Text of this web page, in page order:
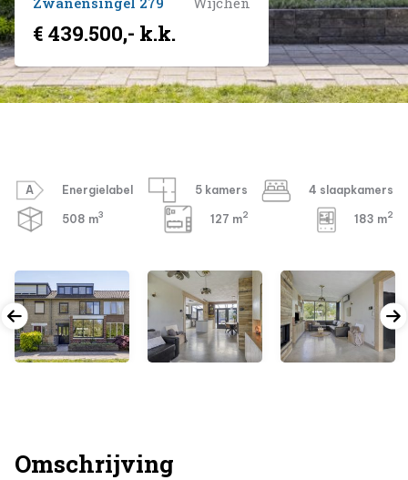
€ 439.500,- k.k.
A Energielabel 5 kamers 4 slaapkamers
508 m3 127 m2 183 m2
Omschrijving